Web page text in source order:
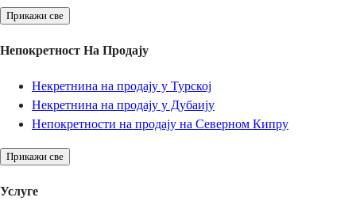
Прикажи све
Непокретност На Продају
Некретнина на продају у Турској
Некретнина на продају у Дубаију
Непокретности на продају на Северном Кипру
Прикажи све
Услуге